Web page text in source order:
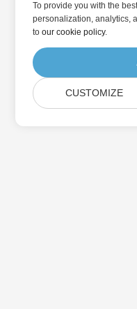
To provide you with the
personalization, analytics,
toour cookie policy.
CUSTOMIZE